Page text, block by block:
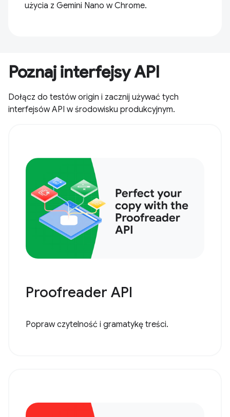
użycia z Gemini Nano w Chrome.
Poznaj interfejsy API
Dołącz do testów origin i zacznij używać tych
interfejsów API w środowisku produkcyjnym.
Proofreader API
Popraw czytelność i gramatykę treści.